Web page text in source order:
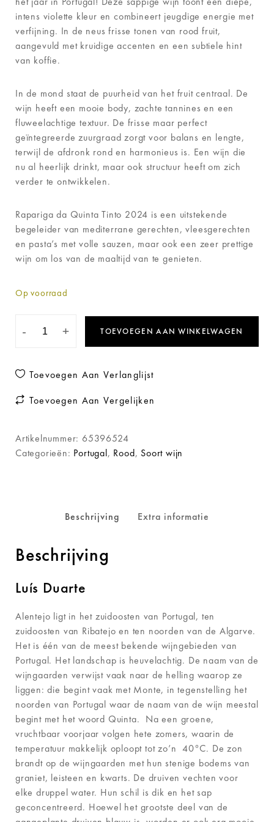
intens violette kleur en combineert jeugdige energie met
verfijning. In de neus frisse tonen van rood fruit,
aangevuld met kruidige accenten en een subtiele hint
van koffie.
In de mond staat de puurheid van het fruit centraal. De
wijn heeft een mooie body, zachte tannines en een
fluweelachtige textuur. De frisse maar perfect
geïntegreerde zuurgraad zorgt voor balans en lengte,
terwijl de afdronk rond en harmonieus is. Een wijn die
nu al heerlijk drinkt, maar ook structuur heeft om zich
verder te ontwikkelen.
Rapariga da Quinta Tinto 2024 is een uitstekende
begeleider van mediterrane gerechten, vleesgerechten
en pasta’s met volle sauzen, maar ook een zeer prettige
wijn om los van de maaltijd van te genieten.
Op voorraad
- + TOEVOEGEN AAN WINKELWAGEN
Toevoegen Aan Verlanglijst
Toevoegen Aan Vergelijken
Artikelnummer: 65396524
Categorieën: Portugal, Rood, Soort wijn
Beschrijving Extra informatie
Beschrijving
Luís Duarte
Alentejo ligt in het zuidoosten van Portugal, ten
zuidoosten van Ribatejo en ten noorden van de Algarve.
Het is één van de meest bekende wijngebieden van
Portugal. Het landschap is heuvelachtig. De naam van de
wijngaarden verwijst vaak naar de helling waarop ze
liggen: die begint vaak met Monte, in tegenstelling het
noorden van Portugal waar de naam van de wijn meestal
begint met het woord Quinta. Na een groene,
vruchtbaar voorjaar volgen hete zomers, waarin de
temperatuur makkelijk oploopt tot zo’n 40°C. De zon
brandt op de wijngaarden met hun stenige bodems van
graniet, leisteen en kwarts. De druiven vechten voor
elke druppel water. Hun schil is dik en het sap
geconcentreerd. Hoewel het grootste deel van de